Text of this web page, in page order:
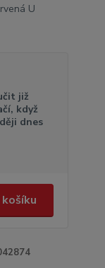
U
již
když
dnes